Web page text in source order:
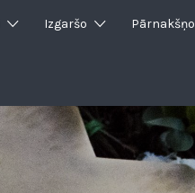
Izgaršo Pārnakšņo